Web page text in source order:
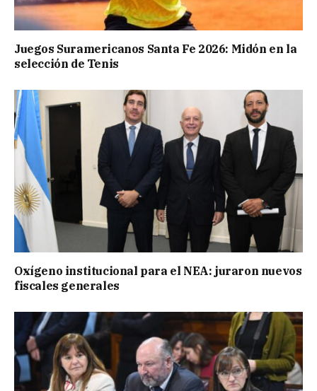
Juegos Suramericanos Santa Fe 2026: Midón en la
selección de Tenis
Oxígeno institucional para el NEA: juraron nuevos
fiscales generales